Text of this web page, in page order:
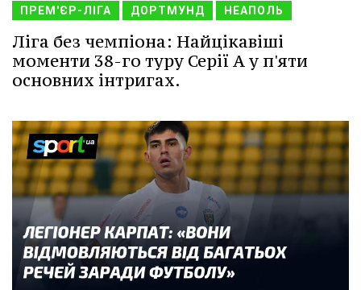
ПРЕМ'ЄР-ЛІГА ДОРТМУНД НЕАПОЛЬ
Ліга без чемпіона: Найцікавіші
моменти 38-го туру Серії А у п'яти
основних інтригах.